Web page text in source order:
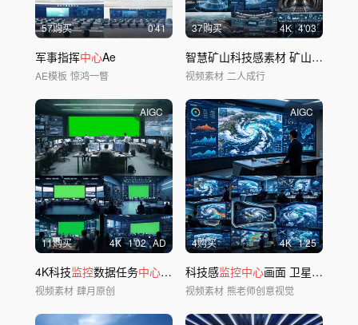
57购买 0'41
军事指挥中心Ae
AE模板 惊鸿一瞥
37购买 4K 4'03
智慧矿山科技感素材 矿山机械与数字管理
视频素材 二人成行
AIGC
11购买 4K 1'02 AD
4K科技监控数据任务中心绿屏绿幕抠像合成
视频素材 肆月原创
AIGC
4购买 4K 1'25
科技感监控中心画面 卫星云图气象
视频素材 熊老师创意视觉